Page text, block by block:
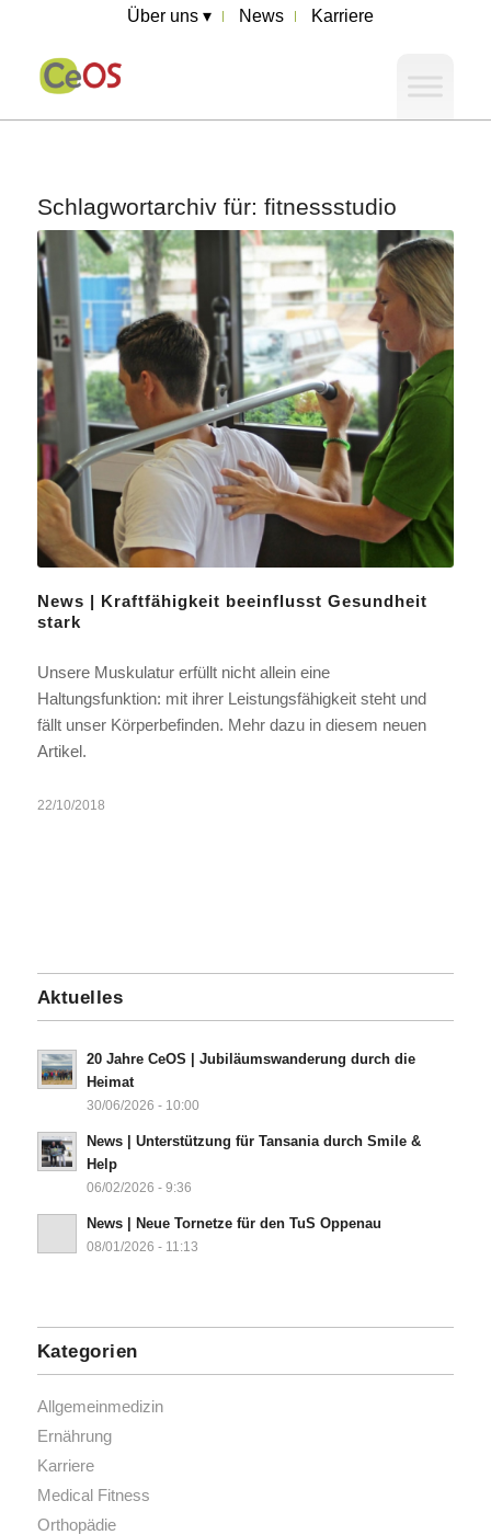
Über uns ▾ News Karriere
Schlagwortarchiv für: fitnessstudio
News | Kraftfähigkeit beeinflusst Gesundheit
stark
Unsere Muskulatur erfüllt nicht allein eine
Haltungsfunktion: mit ihrer Leistungsfähigkeit steht und
fällt unser Körperbefinden. Mehr dazu in diesem neuen
Artikel.
22/10/2018
Aktuelles
20 Jahre CeOS | Jubiläumswanderung durch die
Heimat
30/06/2026 - 10:00
News | Unterstützung für Tansania durch Smile &
Help
06/02/2026 - 9:36
News | Neue Tornetze für den TuS Oppenau
08/01/2026 - 11:13
Kategorien
Allgemeinmedizin
Ernährung
Karriere
Medical Fitness
Orthopädie